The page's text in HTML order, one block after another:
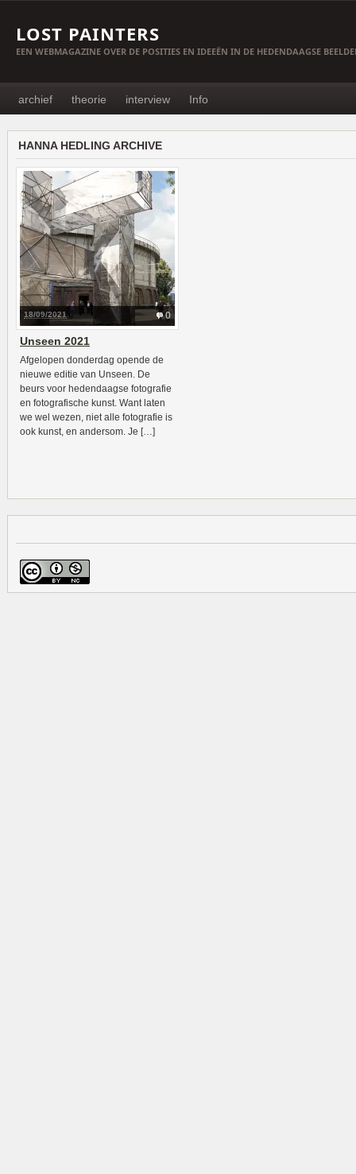
LOST PAINTERS
EEN WEBMAGAZINE OVER DE POSITIES EN IDEEËN IN DE HEDENDAAGSE
archief theorie interview Info
HANNA HEDLING ARCHIVE
0
18/09/2021
Unseen 2021
Afgelopen donderdag opende de
nieuwe editie van Unseen. De
beurs voor hedendaagse fotografie
en fotografische kunst. Want laten
we wel wezen, niet alle fotografie is
ook kunst, en andersom. Je […]